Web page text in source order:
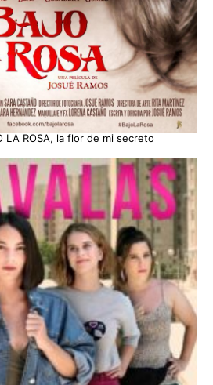
LA ROSA, la flor de mi secreto